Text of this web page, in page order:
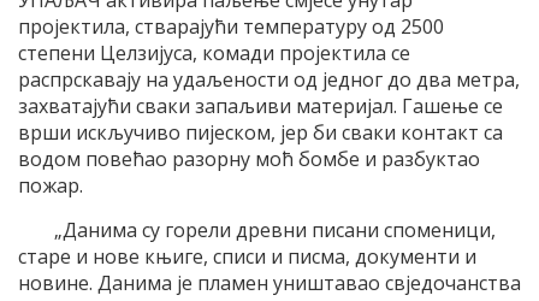
пројектила, стварајући температуру од 2500
степени Целзијуса, комади пројектила се
распрскавају на удаљености од једног до два метра,
захватајући сваки запаљиви материјал. Гашење се
врши искључиво пијеском, јер би сваки контакт са
водом повећао разорну моћ бомбе и разбуктао
пожар.
„Данима су горели древни писани споменици,
старе и нове књиге, списи и писма, документи и
новине. Данима је пламен уништавао свједочанства